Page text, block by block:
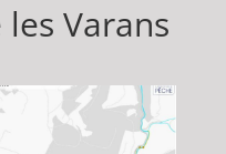
Varans